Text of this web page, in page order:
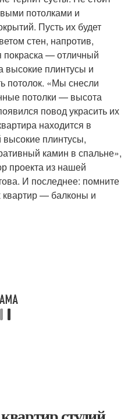
потолками и
Пусть их будет
стен, напротив,
покраска — отличный
высокие плинтусы и
потолок. «Мы снесли
потолки — высота
повод украсить их
находится в
высокие плинтусы,
камин в спальне»,
проекта из нашей
И последнее: помните
квартир — балконы и